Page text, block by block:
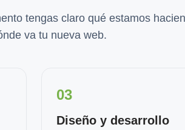
tengas claro qué estamos
va tu nueva web.
03
Diseño y desarrollo